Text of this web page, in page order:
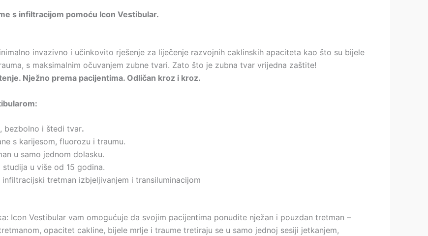
s infiltracijom pomoću Icon Vestibular.
invazivno i učinkovito rješenje za liječenje razvojnih caklinskih apaciteta kao što su bijele
s maksimalnim očuvanjem zubne tvari. Zato što je zubna tvar vrijedna zaštite!
Nježno prema pacijentima. Odličan kroz i kroz.
bezbolno i štedi tvar.
s karijesom, fluorozu i traumu.
u samo jednom dolasku.
u više od 15 godina.
tretman izbjeljivanjem i transiluminacijom
Icon Vestibular vam omogućuje da svojim pacijentima ponudite nježan i pouzdan tretman –
opacitet cakline, bijele mrlje i traume tretiraju se u samo jednoj sesiji jetkanjem,